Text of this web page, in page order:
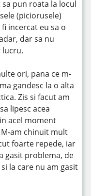
pun roata la locul
(piciorusele)
incercat eu sa o
dar sa nu
lucru.
ori, pana ce m-
gandesc la o alta
Zis si facut am
lipesc acea
acel moment
am chinuit mult
foarte repede, iar
gasit problema, de
la care nu am gasit